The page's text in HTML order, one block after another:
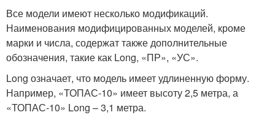
Все модели имеют несколько модификаций.
Наименования модифицированных моделей, кроме
марки и числа, содержат также дополнительные
обозначения, такие как Long, «ПР», «УС».
Long означает, что модель имеет удлиненную форму.
Например, «ТОПАС-10» имеет высоту 2,5 метра, а
«ТОПАС-10» Long – 3,1 метра.